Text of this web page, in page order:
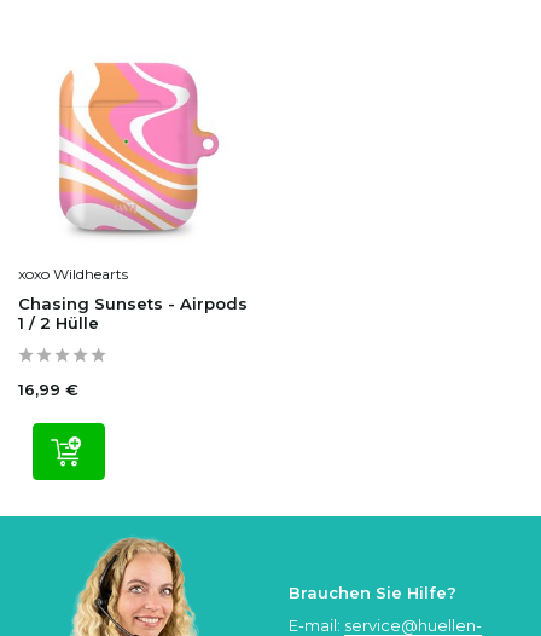
xoxo Wildhearts
Chasing Sunsets - Airpods
1 / 2 Hülle
16,99 €
Brauchen Sie Hilfe?
E-mail: service@huellen-